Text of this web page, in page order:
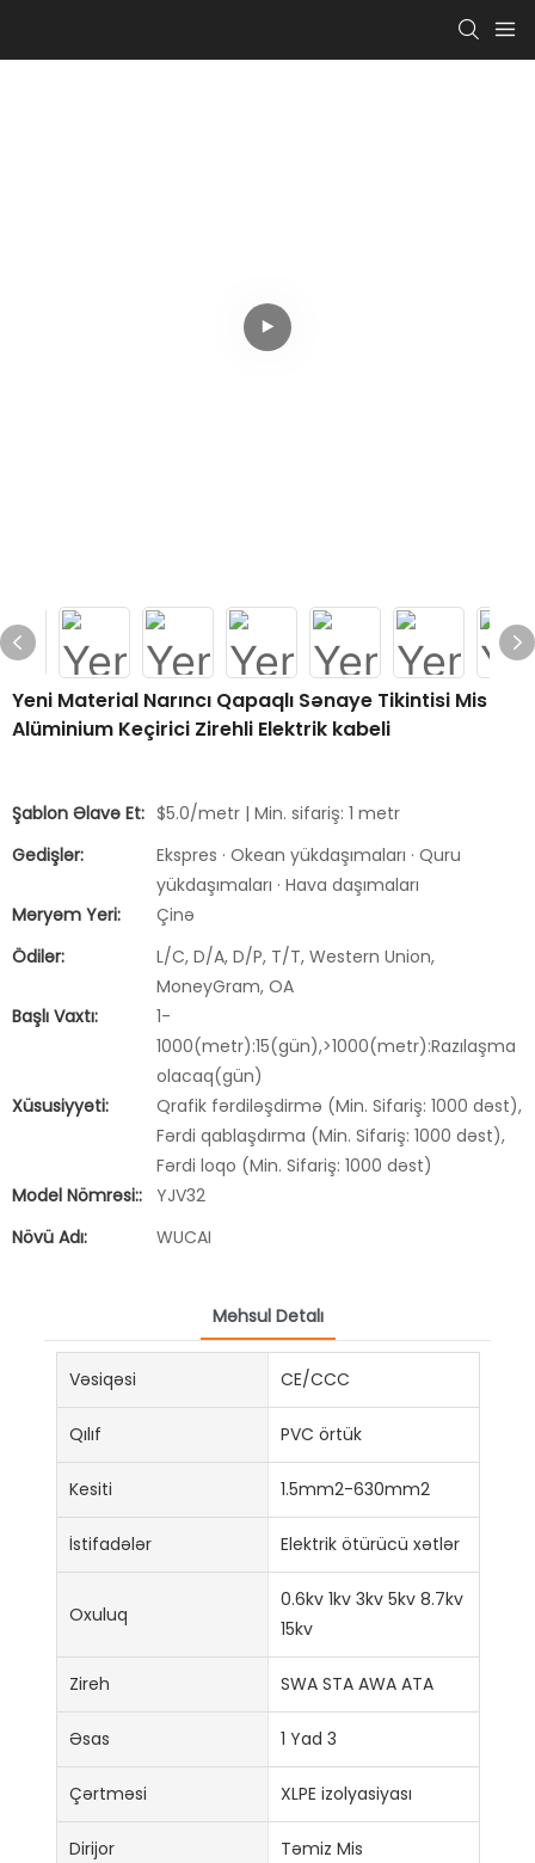
Yeni Material Narıncı Qapaqlı Sənaye Tikintisi Mis
Alüminium Keçirici Zirehli Elektrik kabeli
Şablon Əlavə Et: $5.0/metr | Min. sifariş: 1 metr
Gedişlər:
Ekspres · Okean yükdaşımaları · Quru
yükdaşımaları · Hava daşımaları
Məryəm Yeri:
Çinə
Ödilər:
L/C, D/A, D/P, T/T, Western Union,
MoneyGram, OA
Başlı Vaxtı:
1-
1000(metr):15(gün),>1000(metr):Razılaşma
olacaq(gün)
Xüsusiyyəti:
Qrafik fərdiləşdirmə (Min. Sifariş: 1000 dəst),
Fərdi qablaşdırma (Min. Sifariş: 1000 dəst),
Fərdi loqo (Min. Sifariş: 1000 dəst)
Model Nömrəsi:: YJV32
Növü Adı:
WUCAI
Məhsul Detalı
Vəsiqəsi CE/CCC
Qılıf PVC örtük
Kesiti 1.5mm2-630mm2
İstifadələr Elektrik ötürücü xətlər
Oxuluq
0.6kv 1kv 3kv 5kv 8.7kv
15kv
Zireh SWA STA AWA ATA
Əsas 1 Yad 3
Çərtməsi XLPE izolyasiyası
Dirijor Təmiz Mis